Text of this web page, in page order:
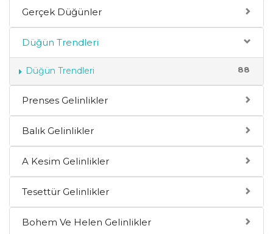
Gerçek Düğünler
Düğün Trendleri
88
Düğün Trendleri
Prenses Gelinlikler
Balık Gelinlikler
A Kesim Gelinlikler
Tesettür Gelinlikler
Bohem Ve Helen Gelinlikler